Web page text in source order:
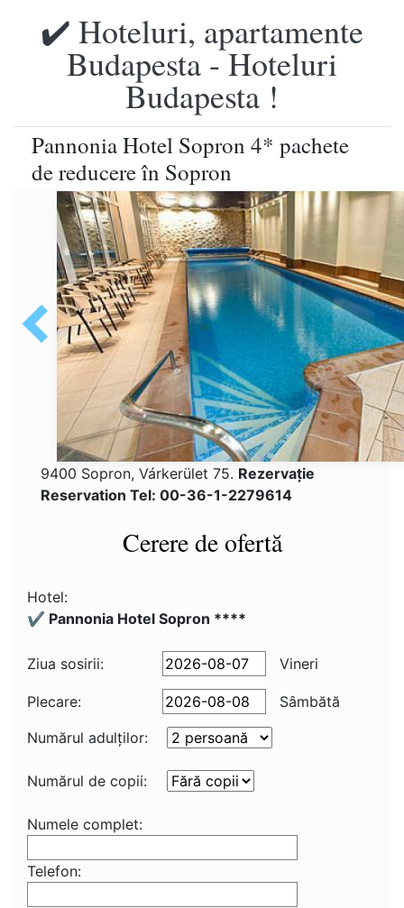
✔️ Hoteluri, apartamente
Budapesta - Hoteluri
Budapesta !
Pannonia Hotel Sopron 4* pachete
de reducere în Sopron
9400 Sopron, Várkerület 75. Rezervaţie
Reservation Tel: 00-36-1-2279614
Cerere de ofertă
Hotel:
✔️ Pannonia Hotel Sopron ****
Ziua sosirii: Vineri
Plecare:
Sâmbătă
Numărul adulţilor:
Numărul de copii:
Numele complet:
Telefon: